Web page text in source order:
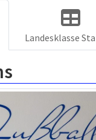
Landesklasse